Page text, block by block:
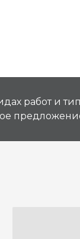
работ и